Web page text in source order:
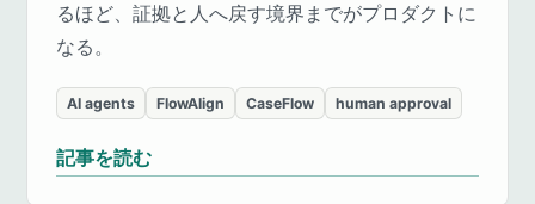
るほど、証拠と人へ戻す境界までがプロダクトに
なる。
AI agents FlowAlign CaseFlow human approval
記事を読む